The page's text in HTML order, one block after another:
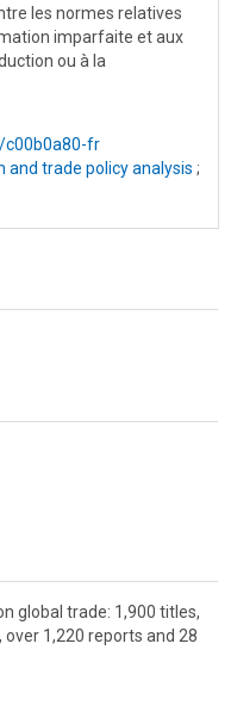
les normes relatives
imparfaite et aux
ou à la
c00b0a80-fr
and trade policy analysis ;
global trade: 1,900 titles,
1,220 reports and 28